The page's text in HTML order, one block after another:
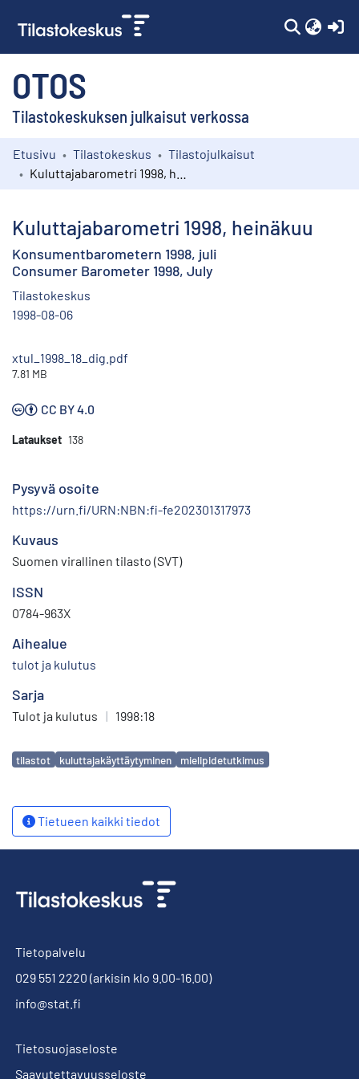
OTOS
Tilastokeskuksen julkaisut verkossa
Kokoelmat
Etusivu Tilastokeskus
Tilastojulkaisut
Kuluttajabarometri 1998, heinäkuu
Konsumentbarometern 1998, juli
Consumer Barometer 1998, July
Tilastokeskus
1998-08-06
xtul_1998_18_dig.pdf
7.81 MB
CC BY 4.0
Lataukset 138
Pysyvä osoite
https://urn.fi/URN:NBN:fi-fe202301317973
Kuvaus
Suomen virallinen tilasto (SVT)
ISSN
0784-963X
Aihealue
tulot ja kulutus
Sarja
Tulot ja kulutus | 1998:18
Avainsanat
tilastot kuluttajakäyttäytyminen mielipidetutkimus
Tietueen kaikki tiedot
Tietopalvelu
029 551 2220 (arkisin klo 9.00-16.00)
info@stat.fi
Tietosuojaseloste
Saavutettavuusseloste